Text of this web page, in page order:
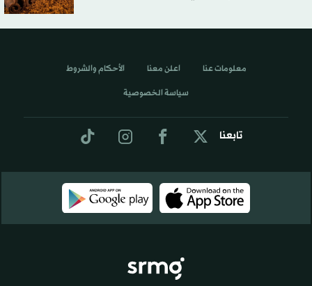
تابعنا
معلومات عنا اعلن معنا الأحكام والشروط
سياسة الخصوصية